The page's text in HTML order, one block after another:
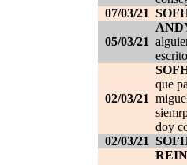
07/03/21
05/03/21
02/03/21
que
doy
02/03/21